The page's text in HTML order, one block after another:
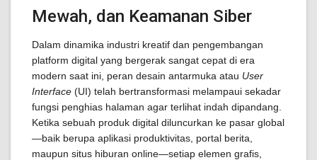
Mewah, dan Keamanan Siber
Dalam dinamika industri kreatif dan pengembangan
platform digital yang bergerak sangat cepat di era
modern saat ini, peran desain antarmuka atau User
Interface (UI) telah bertransformasi melampaui sekadar
fungsi penghias halaman agar terlihat indah dipandang.
Ketika sebuah produk digital diluncurkan ke pasar global
—baik berupa aplikasi produktivitas, portal berita,
maupun situs hiburan online—setiap elemen grafis,